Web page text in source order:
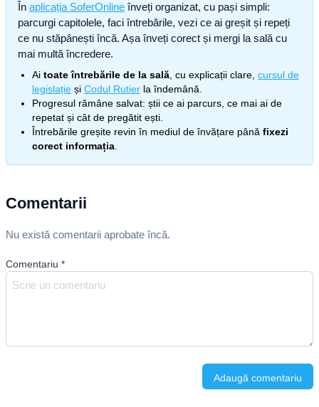
În aplicația SoferOnline înveți organizat, cu pași simpli:
parcurgi capitolele, faci întrebările, vezi ce ai greșit și repeți
ce nu stăpânești încă. Așa înveți corect și mergi la sală cu
mai multă încredere.
Ai toate întrebările de la sală , cu explicații clare, cursul de
legislație și Codul Rutier la îndemână.
Progresul rămâne salvat: știi ce ai parcurs, ce mai ai de
repetat și cât de pregătit ești.
Întrebările greșite revin în mediul de învățare până fixezi
corect informația
Comentarii
Nu există comentarii aprobate încă.
Comentariu *
Adaugă comentariu